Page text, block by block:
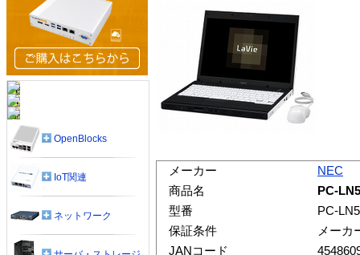
メーカー
NEC
商品名
PC-
型番
PC-
保証条件
メーカ
JANコード
OpenBlocks
IoT関連
ネットワーク